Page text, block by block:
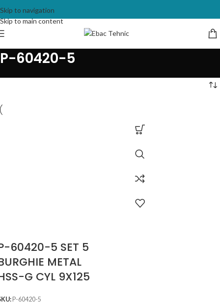
Skip to navigation
Skip to main content
P-60420-5
60420-5 SET 5
METAL
G CYL 9X125
P-60420-5